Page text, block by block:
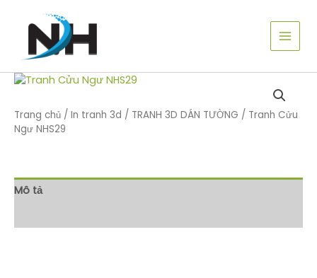
Trang chủ / In tranh 3d / TRANH 3D DÁN TƯỜNG / Tranh Cửu
Ngư NHS29
Mô tả